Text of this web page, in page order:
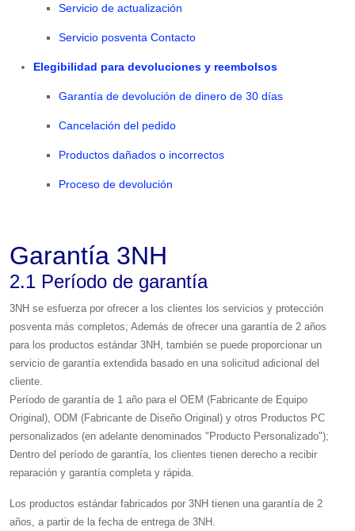
Servicio de actualización
Servicio posventa Contacto
Elegibilidad para devoluciones y reembolsos
Garantía de devolución de dinero de 30 días
Cancelación del pedido
Productos dañados o incorrectos
Proceso de devolución
Garantía 3NH
2.1 Período de garantía
3NH se esfuerza por ofrecer a los clientes los servicios y protección
posventa más completos; Además de ofrecer una garantía de 2 años
para los productos estándar 3NH, también se puede proporcionar un
servicio de garantía extendida basado en una solicitud adicional del
cliente.
Período de garantía de 1 año para el OEM (Fabricante de Equipo
Original), ODM (Fabricante de Diseño Original) y otros Productos PC
personalizados (en adelante denominados "Producto Personalizado");
Dentro del período de garantía, los clientes tienen derecho a recibir
reparación y garantía completa y rápida.
Los productos estándar fabricados por 3NH tienen una garantía de 2
años, a partir de la fecha de entrega de 3NH.